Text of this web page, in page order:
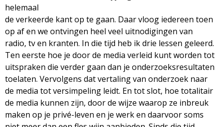
helemaal
de verkeerde kant op te gaan. Daar vloog iedereen toen
op af en we ontvingen heel veel uitnodigingen van
radio, tv en kranten. In die tijd heb ik drie lessen geleerd.
Ten eerste hoe je door de media verleid kunt worden tot
uitspraken die verder gaan dan je onderzoeksresultaten
toelaten. Vervolgens dat vertaling van onderzoek naar
de media tot versimpeling leidt. En tot slot, hoe totalitair
de media kunnen zijn, door de wijze waarop ze inbreuk
maken op je privé-leven en je werk en daarvoor soms